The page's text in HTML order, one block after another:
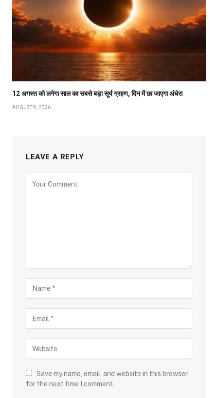
12 अगस्त को लगेगा साल का सबसे बड़ा सूर्य ग्रहण, दिन में छा जाएगा अंधेरा
AUGUST 9, 2026
LEAVE A REPLY
Save my name, email, and website in this browser
for the next time I comment.